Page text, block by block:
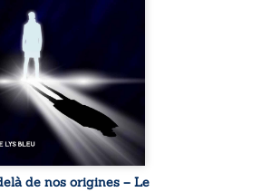
sociale. S’arracher à
exige pourtant un
Pris entre deux
l’homme réalise que
professionnels ne
guérissent ni ...
de nos origines – Le